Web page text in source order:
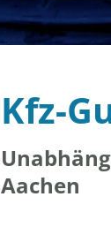
Kfz-
Aachen